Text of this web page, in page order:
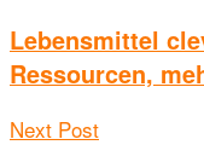
Lebensmittel
Ressourcen,
Next Post